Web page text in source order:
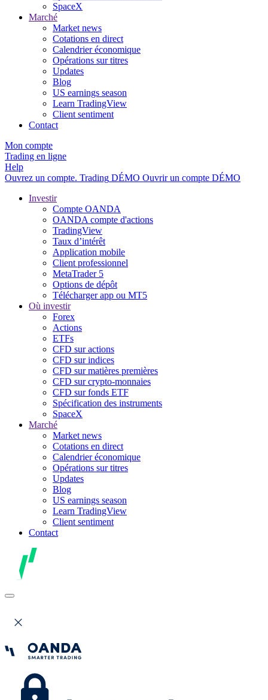
SpaceX
Marché
Market news
Cotations en direct
Calendrier économique
Opérations sur titres
Updates
Blog
US earnings season
Learn TradingView
Client sentiment
Contact
Mon compte
Trading en ligne
Help
Ouvrez un compte. Trading DÉMO Ouvrir un compte DÉMO
Investir
Compte OANDA
OANDA compte d'actions
TradingView
Taux d’intérêt
Application mobile
Client professionnel
MetaTrader 5
Options de dépôt
Télécharger app ou MT5
Où investir
Forex
Actions
ETFs
CFD sur actions
CFD sur indices
CFD sur matières premières
CFD sur crypto-monnaies
CFD sur fonds ETF
Spécification des instruments
SpaceX
Marché
Market news
Cotations en direct
Calendrier économique
Opérations sur titres
Updates
Blog
US earnings season
Learn TradingView
Client sentiment
Contact